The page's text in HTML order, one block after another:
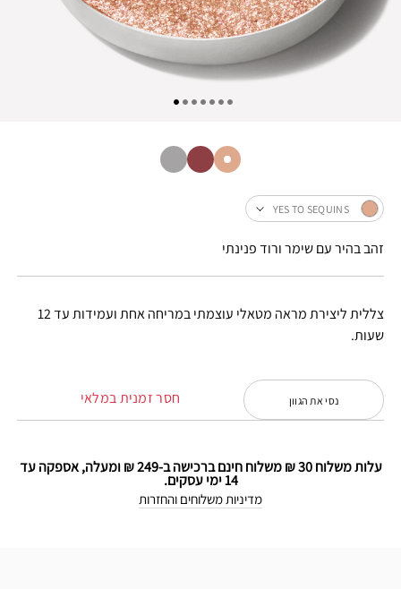
צללית ליצירת מראה מטאלי עוצמתי במריחה אחת ועמידות עד 12
שעות.
YES TO SEQUINS
זהב בהיר עם שימר ורוד פנינתי
חסר זמנית במלאי נסי את הגוון
עלות משלוח 30 ₪ משלוח חינם ברכישה ב-249 ₪ ומעלה, אספקה עד
14 ימי עסקים.
מדיניות משלוחים והחזרות